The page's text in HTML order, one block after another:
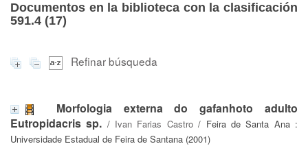
Documentos en la biblioteca con la clasificación
591.4 (17)
Refinar búsqueda
Morfologia externa do gafanhoto adulto
Eutropidacris sp. / Ivan Farias Castro/ Feira de Santa Ana :
Universidade Estadual de Feira de Santana (2001)